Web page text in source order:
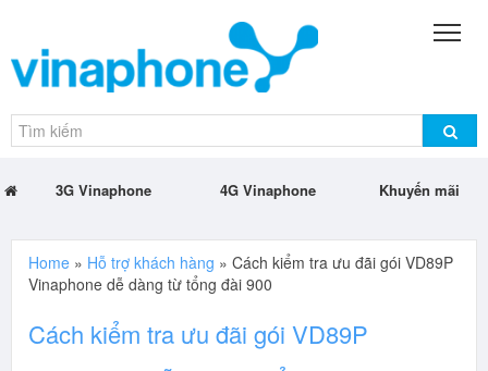
3G Vinaphone 4G Vinaphone Khuyến mãi
Home » Hỗ trợ khách hàng » Cách kiểm tra ưu đãi gói VD89P
Vinaphone dễ dàng từ tổng đài 900
Cách kiểm tra ưu đãi gói VD89P